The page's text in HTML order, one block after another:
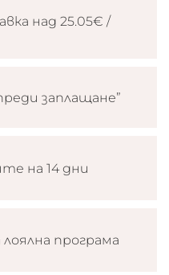
над 25.05€ /
заплащане”
на 14 дни
програма